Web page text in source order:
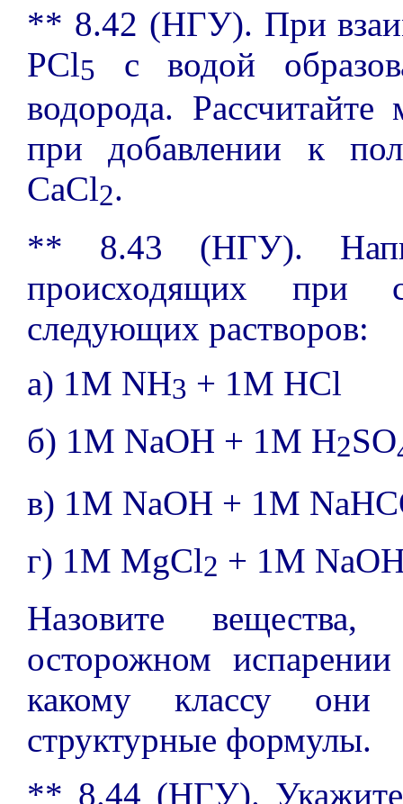
** 8.42 (НГУ). При
PCl5
с водой
водорода. Рассчитайте
при добавлении к
CaCl2.
** 8.43 (НГУ).
происходящих при
следующих растворов:
а) 1M NH3 + 1M HCl
б) 1M NaOH + 1M H2SO
в) 1M NaOH + 1M
г) 1M MgCl2 + 1M
Назовите
осторожном
какому классу они
структурные формулы.
** 8.44 (НГУ). Укажите